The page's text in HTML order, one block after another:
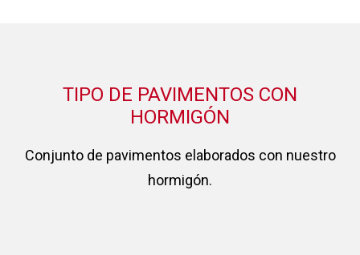
TIPO DE PAVIMENTOS CON
HORMIGÓN
Conjunto de pavimentos elaborados con nuestro
hormigón.